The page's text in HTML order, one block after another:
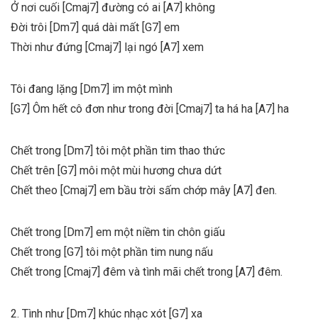
Ở nơi cuối [Cmaj7] đường có ai [A7] không
Đời trôi [Dm7] quá dài mất [G7] em
Thời như đứng [Cmaj7] lại ngó [A7] xem
Tôi đang lặng [Dm7] im một mình
[G7] Ôm hết cô đơn như trong đời [Cmaj7] ta há ha [A7] ha
Chết trong [Dm7] tôi một phần tim thao thức
Chết trên [G7] môi một mùi hương chưa dứt
Chết theo [Cmaj7] em bầu trời sấm chớp mây [A7] đen.
Chết trong [Dm7] em một niềm tin chôn giấu
Chết trong [G7] tôi một phần tim nung nấu
Chết trong [Cmaj7] đêm và tình mãi chết trong [A7] đêm.
2. Tình như [Dm7] khúc nhạc xót [G7] xa